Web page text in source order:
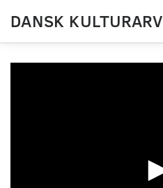
DANSK KULTURARV